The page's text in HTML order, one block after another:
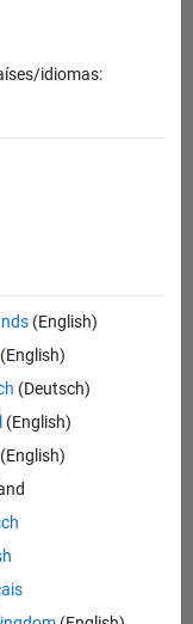
idiomas:
(English)
(Deutsch)
(English)
(English)